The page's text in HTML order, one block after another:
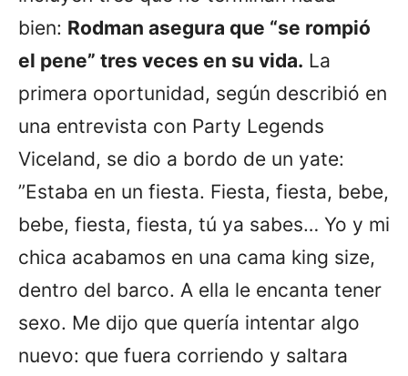
bien: Rodman asegura que “se rompió
el pene” tres veces en su vida. La
primera oportunidad, según describió en
una entrevista con Party Legends
Viceland, se dio a bordo de un yate:
”Estaba en un fiesta. Fiesta, fiesta, bebe,
bebe, fiesta, fiesta, tú ya sabes… Yo y mi
chica acabamos en una cama king size,
dentro del barco. A ella le encanta tener
sexo. Me dijo que quería intentar algo
nuevo: que fuera corriendo y saltara